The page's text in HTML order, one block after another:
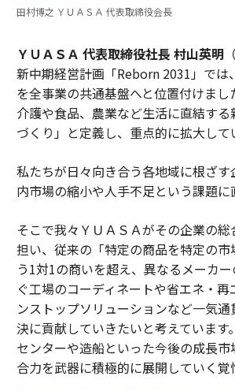
田村博之 ＹＵＡＳＡ 代表取締役会長
ＹＵＡＳＡ 代表取締役社長 村山英明
新中期経営計画「Reborn 2031」では
を全事業の共通基盤へと位置付けまし
介護や食品、農業など生活に直結する
づくり」と定義し、重点的に拡大して
私たちが日々向き合う各地域に根ざ
内市場の縮小や人手不足という課題に
そこで我々ＹＵＡＳＡがその企業の総
担い、従来の「特定の商品を特定の
う1対1の商いを超え、異なるメーカ
ぐ工場のコーディネートや省エネ・再
ンストップソリューションなど一気
決に貢献していきたいと考えています
センターや造船といった今後の成長
合力を武器に積極的に展開していく覚